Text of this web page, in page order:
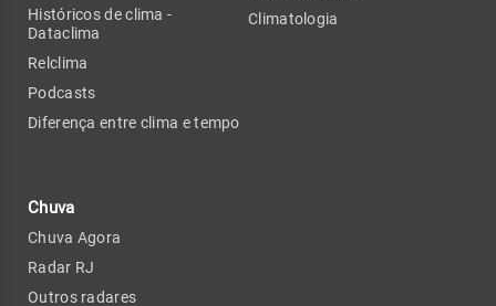
Históricos de clima -
Dataclima
Relclima
Podcasts
Diferença entre clima e tempo
Chuva
Chuva Agora
Radar RJ
Outros radares
Climatologia